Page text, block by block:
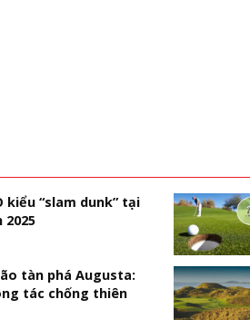
kiểu “slam dunk” tại
2025
tàn phá Augusta:
tác chống thiên